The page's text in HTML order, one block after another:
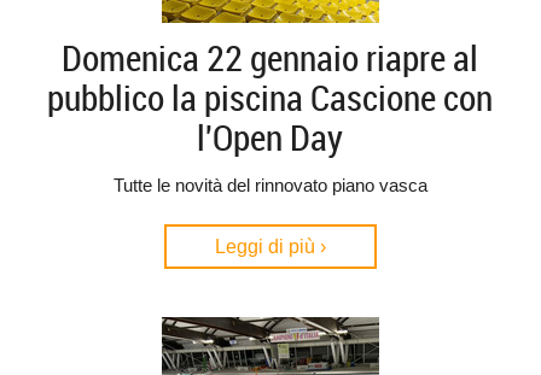
Domenica 22 gennaio riapre al
pubblico la piscina Cascione con
l'Open Day
Tutte le novità del rinnovato piano vasca
Leggi di più ›